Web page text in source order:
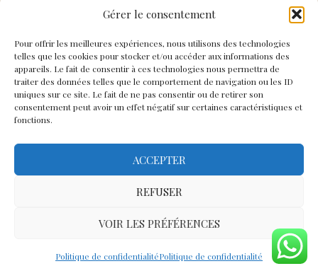
Gérer le consentement
Pour offrir les meilleures expériences, nous utilisons des technologies
telles que les cookies pour stocker et/ou accéder aux informations des
appareils. Le fait de consentir à ces technologies nous permettra de
traiter des données telles que le comportement de navigation ou les ID
uniques sur ce site. Le fait de ne pas consentir ou de retirer son
consentement peut avoir un effet négatif sur certaines caractéristiques et
fonctions.
ACCEPTER
REFUSER
VOIR LES PRÉFÉRENCES
Politique de confidentialitéPolitique de confidentialité
Mon compte
J'accepte de
recevoir les mails
SO ELEGANCE TOUS DROITS RÉSERVÉS 2026